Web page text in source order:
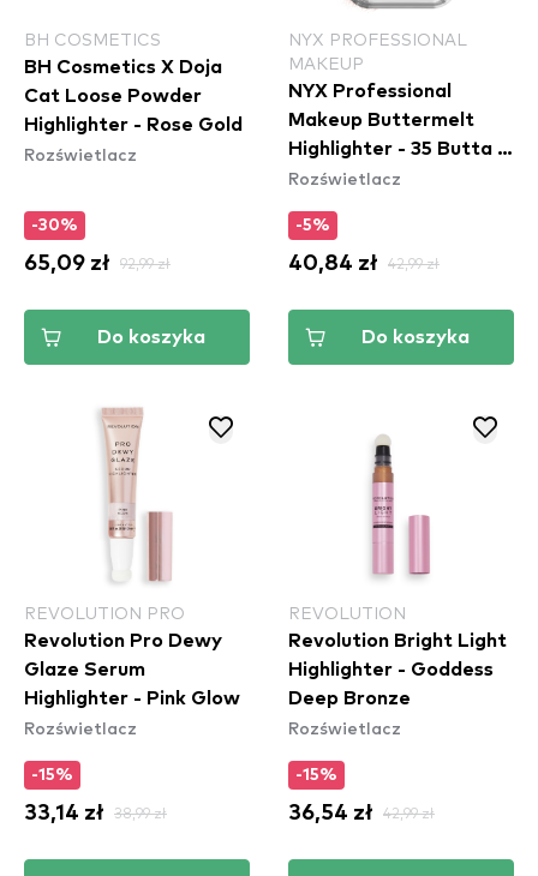
BH COSMETICS
BH Cosmetics X Doja
Cat Loose Powder
Highlighter - Rose Gold
Rozświetlacz
-30%
65,09 zł 92,99 zł
Do koszyka
NYX PROFESSIONAL
MAKEUP
NYX Professional
Makeup Buttermelt
Highlighter - 35 Butta In
Bronze
Rozświetlacz
-5%
40,84 zł 42,99 zł
Do koszyka
REVOLUTION PRO
Revolution Pro Dewy
Glaze Serum
Highlighter - Pink Glow
Rozświetlacz
-15%
33,14 zł 38,99 zł
REVOLUTION
Revolution Bright Light
Highlighter - Goddess
Deep Bronze
Rozświetlacz
-15%
36,54 zł 42,99 zł